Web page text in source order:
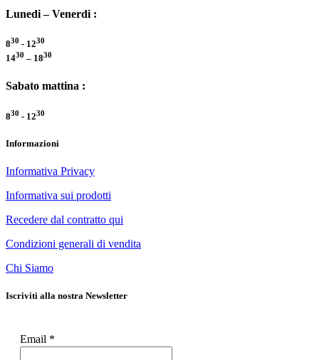
Lunedi – Venerdi :
830 - 1230
1430 – 1830
Sabato mattina :
830 - 1230
Informazioni
Informativa Privacy
Informativa sui prodotti
Recedere dal contratto qui
Condizioni generali di vendita
Chi Siamo
Iscriviti alla nostra Newsletter
Email *